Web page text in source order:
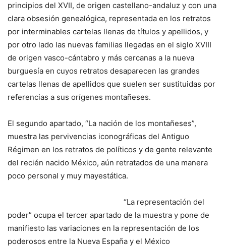
principios del XVII, de origen castellano-andaluz y con una
clara obsesión genealógica, representada en los retratos
por interminables cartelas llenas de títulos y apellidos, y
por otro lado las nuevas familias llegadas en el siglo XVIII
de origen vasco-cántabro y más cercanas a la nueva
burguesía en cuyos retratos desaparecen las grandes
cartelas llenas de apellidos que suelen ser sustituidas por
referencias a sus orígenes montañeses.
El segundo apartado, “La nación de los montañeses”,
muestra las pervivencias iconográficas del Antiguo
Régimen en los retratos de políticos y de gente relevante
del recién nacido México, aún retratados de una manera
poco personal y muy mayestática.
“La representación del
poder” ocupa el tercer apartado de la muestra y pone de
manifiesto las variaciones en la representación de los
poderosos entre la Nueva España y el México